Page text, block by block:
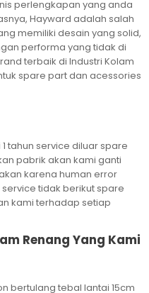
perlengkapan yang anda
Hayward adalah salah
memiliki desain yang solid,
performa yang tidak di
terbaik di Industri Kolam
spare part dan acessories
tahun service diluar spare
pabrik akan kami ganti
karena human error
tidak berikut spare
kami terhadap setiap
Renang Yang Kami
bertulang tebal lantai 15cm